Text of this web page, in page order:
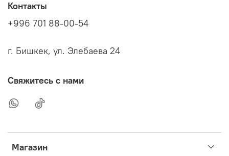
Магазин
Контакты
+996 701 88-00-54
г. Бишкек, ул. Элебаева 24
Свяжитесь с нами